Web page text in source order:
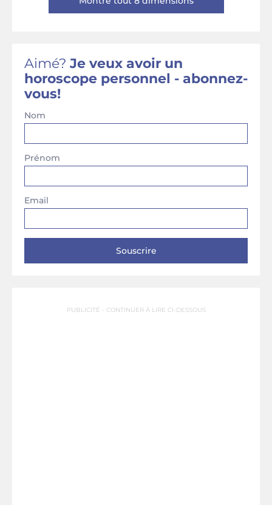
Aimé? Je veux avoir un
horoscope personnel - abonnez-
vous!
Nom
Prénom
Email
PUBLICITÉ - CONTINUER À LIRE CI-DESSOUS